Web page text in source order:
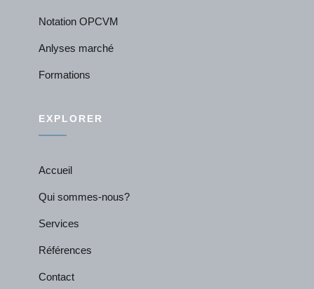
Notation OPCVM
Anlyses marché
Formations
EXPLORER
Accueil
Qui sommes-nous?
Services
Références
Contact